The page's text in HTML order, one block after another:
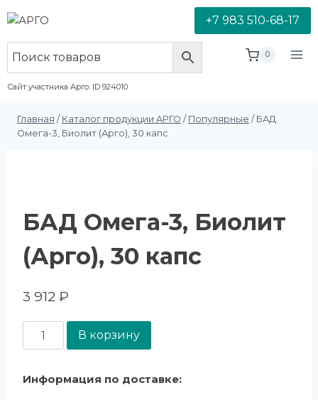
+7 983 510-68-17
Сайт участника Арго: ID 924010
0
Главная / Каталог продукции АРГО / Популярные / БАД
Омега-3, Биолит (Арго), 30 капс
БАД Омега-3, Биолит
(Арго), 30 капс
3 912 ₽
В корзину
Информация по доставке: